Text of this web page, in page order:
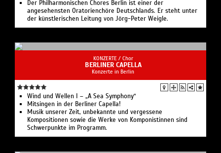
Der Philharmonischen Chores Berlin ist einer der
angesehensten Oratorienchöre Deutschlands. Er steht unter
der künstlerischen Leitung von Jörg-Peter Weigle.
KONZERTE / Chor
BERLINER CAPELLA
Konzerte in Berlin
Wind und Wellen I – „A Sea Symphony“
Mitsingen in der Berliner Capella!
Musik unserer Zeit, unbekannte und vergessene
Kompositionen sowie die Werke von Komponistinnen sind
Schwerpunkte im Programm.